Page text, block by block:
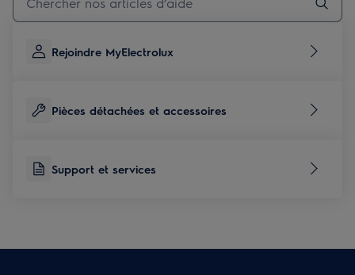
Rejoindre MyElectrolux
Pièces détachées et accessoires
Support et services